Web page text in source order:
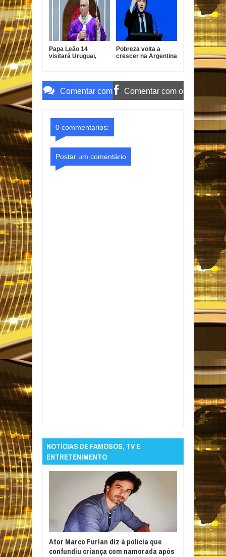
Papa Leão 14
visitará Uruguai,
Pobreza volta a
crescer na Argentina
Comentar com Comentar com o
0 commentarios:
Postar um comentário
NOTÍCIAS DE FAMOSOS, TV E
ENTRETENIMENTO
Ator Marco Furlan diz à polícia que
confundiu criança com namorada após